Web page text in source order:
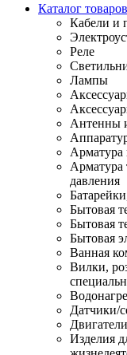
Каталог товаров
Кабели и
Реле
Лампы
Антенны
Арматура
Арматура
давления
Бытовая
Бытовая
Бытовая
Ванная
Вилки,
Датчики/
Изделия